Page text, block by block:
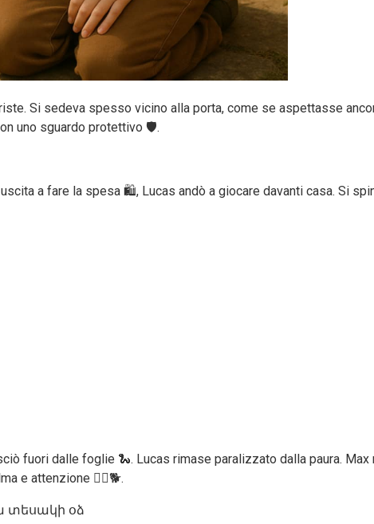
Si sedeva spesso vicino alla porta, come se aspettasse
uno sguardo protettivo 🛡️.
a fare la spesa 🛍️, Lucas andò a giocare davanti casa. Si
fuori dalle foglie 🐍. Lucas rimase paralizzato dalla paura.
e attenzione 🚶‍♂️🐕.